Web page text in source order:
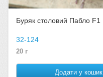
Буряк столовий Пабло F1
32-124
20 г
Додати у кошик